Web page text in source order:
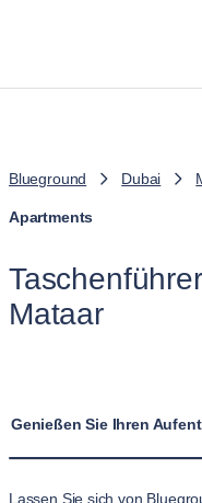
Blueground Dubai
Apartments
Mataar
Genießen Sie Ihren
Lassen Sie sich von